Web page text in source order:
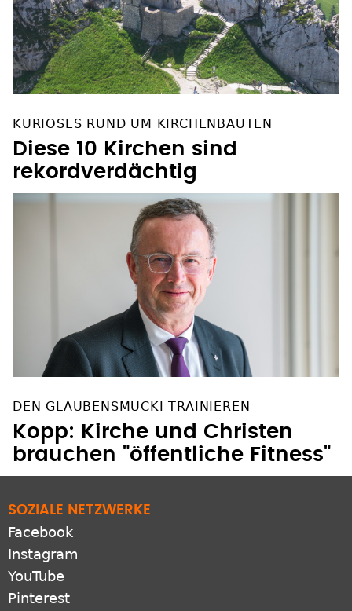
KURIOSES RUND UM KIRCHENBAUTEN
Diese 10 Kirchen sind
rekordverdächtig
DEN GLAUBENSMUCKI TRAINIEREN
Kopp: Kirche und Christen
brauchen "öffentliche Fitness"
SOZIALE NETZWERKE
Facebook
Instagram
YouTube
Pinterest